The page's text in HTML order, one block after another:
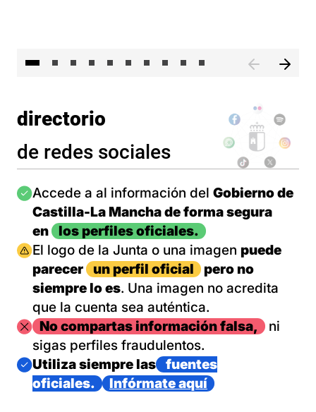
directorio
de redes sociales
Imagen
Accede a al información del Gobierno de
Castilla-La Mancha de forma segura
en
los perfiles oficiales.
Imagen
El logo de la Junta o una imagen puede
parecer
un perfil oficial
pero no
siempre lo es. Una imagen no acredita
que la cuenta sea auténtica.
ImagenNo compartas información falsa,
ni
sigas perfiles fraudulentos.
Imagen
Utiliza siempre las
fuentes
oficiales.
Infórmate aquí